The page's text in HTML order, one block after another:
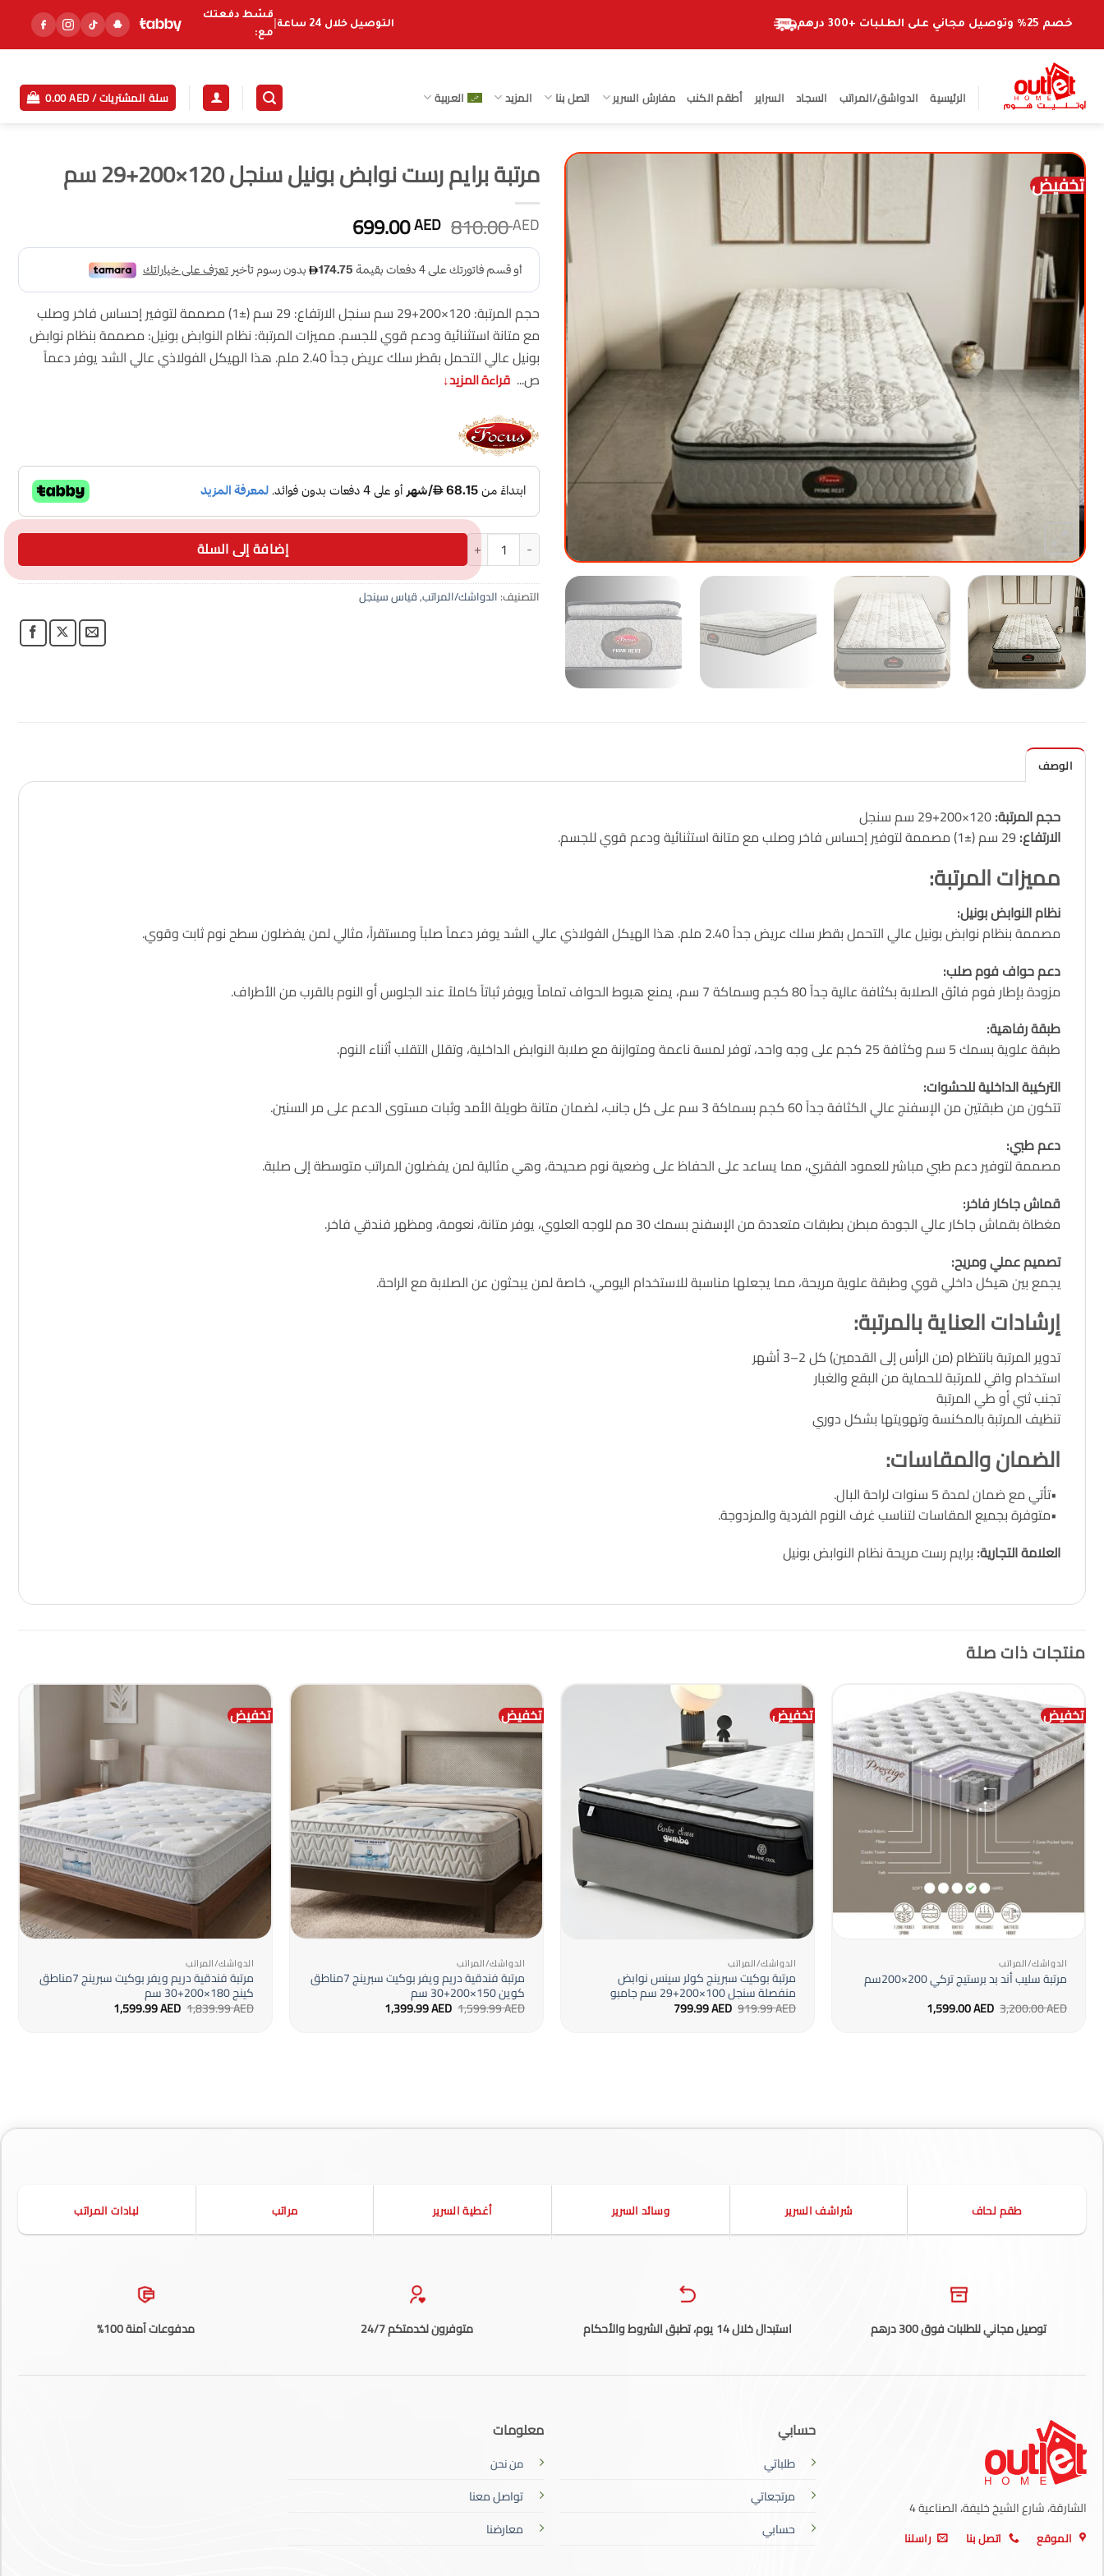
للمحتوىخصم 25% وتوصيل مجاني على الطلبات +300 درهم التوصيل خلال 24 ساعة
قسّط دفعتك
مع:
الرئيسية الدواشق/المراتب السجاد السراير أطقم الكنب مفارش السرير اتصل بنا المزيد العربية سلة المشتريات / 0.00AED
تخفيض مرتبة برايم رست نوابض بونيل سنجل 120×200+29 سم
810.00AED السعر
الأصلي
هو:
810.00 AED.
699.00AED
الحالي
هو:
699.00 AED.
حجم المرتبة: 120×200+29 سم سنجل الارتفاع: 29 سم (±1) مصممة لتوفير إحساس فاخر وصلب
مع متانة استثنائية ودعم قوي للجسم. مميزات المرتبة: نظام النوابض بونيل: مصممة بنظام نوابض
بونيل عالي التحمل بقطر سلك عريض جداً 2.40 ملم. هذا الهيكل الفولاذي عالي الشد يوفر دعماً
ص... قراءة المزيد↓
كمية مرتبة برايم رست نوابض بونيل سنجل 120×200+29 سم إضافة إلى السلة
التصنيف: الدواشك/المراتب,قياس سينجل
الوصف
حجم المرتبة:
الارتفاع:
.
مميزات المرتبة:
نظام النوابض بونيل:
مصممة بنظام نوابض بونيل عالي التحمل بقطر سلك عريض جداً 2.40 ملم. هذا الهيكل الفولاذي عالي الشد يوفر دعماً صلباً ومستقراً، مثالي لمن يفضلون سطح نوم ثابت وقوي
.
دعم حواف فوم صلب:
مزودة بإطار فوم فائق الصلابة بكثافة عالية جداً 80 كجم وسماكة 7 سم، يمنع هبوط الحواف تماماً ويوفر ثباتاً كاملاً عند الجلوس أو النوم بالقرب من الأطراف
.
طبقة رفاهية:
طبقة علوية بسمك 5 سم وكثافة 25 كجم على وجه واحد، توفر لمسة ناعمة ومتوازنة مع صلابة النوابض الداخلية، وتقلل التقلب أثناء النوم
.
التركيبة الداخلية للحشوات:
تتكون من طبقتين من الإسفنج عالي الكثافة جداً 60 كجم بسماكة 3 سم على كل جانب، لضمان متانة طويلة الأمد وثبات مستوى الدعم على مر السنين
.
دعم طبي:
مصممة لتوفير دعم طبي مباشر للعمود الفقري، مما يساعد على الحفاظ على وضعية نوم صحيحة، وهي مثالية لمن يفضلون المراتب متوسطة إلى صلبة.
قماش جاكار فاخر:
مغطاة بقماش جاكار عالي الجودة مبطن بطبقات متعددة من الإسفنج بسمك 30 مم للوجه العلوي، يوفر متانة، نعومة، ومظهر فندقي فاخر
.
تصميم عملي ومريح:
يجمع بين هيكل داخلي قوي وطبقة علوية مريحة، مما يجعلها مناسبة للاستخدام اليومي، خاصة لمن يبحثون عن الصلابة مع الراحة.
إرشادات العناية بالمرتبة:
تدوير المرتبة بانتظام (من الرأس إلى القدمين) كل 2–3 أشهر
استخدام واقي للمرتبة للحماية من البقع والغبار
تجنب ثني أو طي المرتبة
تنظيف المرتبة بالمكنسة وتهويتها بشكل دوري
الضمان والمقاسات:
•تأتي مع ضمان لمدة 5 سنوات لراحة البال
.
•متوفرة بجميع المقاسات لتناسب غرف النوم الفردية والمزدوجة.
العلامة التجارية: برايم رست مريحة نظام النوابض بونيل
منتجات ذات صلة
تخفيض
الدواشك/المراتب
مرتبة سليب أند بد برستيج تركي 200×200سم
3,200.00AED السعر
الأصلي1,599.00AED
تخفيض
الدواشك/المراتب
مرتبة بوكيت سبرينج كولر سينس نوابض
منفصلة سنجل 100×200+29 سم جامبو
919.99AED السعر
الأصلي799.99AED
تخفيض
+
الدواشك/المراتب
مرتبة فندقية دريم ويفر بوكيت سبرينج 7مناطق
كوين 150×200+30 سم
1,599.99AED السعر
الأصلي1,399.99AED
تخفيض
+
الدواشك/المراتب
مرتبة فندقية دريم ويفر بوكيت سبرينج 7مناطق
كينج 180×200+30 سم
1,839.99AED السعر
الأصلي1,599.99AED
طقم لحاف شراشف السرير وسائد السرير أغطية السرير مراتب لبادات المراتب
توصيل مجاني للطلبات فوق 300 درهم استبدال خلال 14 يوم، تطبق الشروط والأحكام متوفرون لخدمتكم 24/7 مدفوعات آمنة 100%
الشارقة، شارع الشيخ خليفة، الصناعية 4
الموقع اتصل بنا راسلنا
حسابي
طلباتي
مرتجعاتي
حسابي
معلومات
من نحن
تواصل معنا
معارضنا